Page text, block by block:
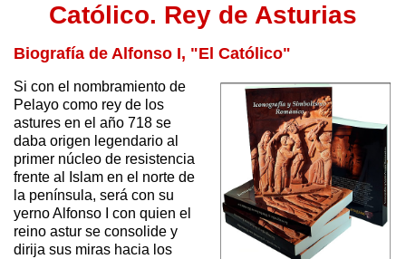
Católico. Rey de Asturias
Biografía de Alfonso I, "El Católico"
Si con el nombramiento de
Pelayo como rey de los
astures en el año 718 se
daba origen legendario al
primer núcleo de resistencia
frente al Islam en el norte de
la península, será con su
yerno Alfonso I con quien el
reino astur se consolide y
dirija sus miras hacia los